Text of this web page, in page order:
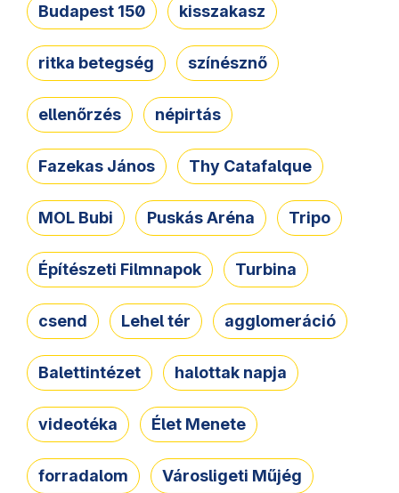
Budapest 150 kisszakasz
ritka betegség színésznő
ellenőrzés népirtás
Fazekas János Thy Catafalque
MOL Bubi Puskás Aréna Tripo
Építészeti Filmnapok Turbina
csend Lehel tér agglomeráció
Balettintézet halottak napja
videotéka Élet Menete
forradalom Városligeti Műjég